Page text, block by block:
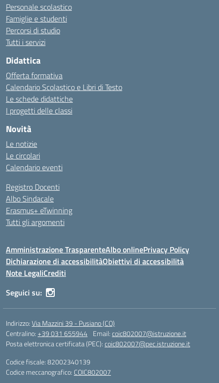
Personale scolastico
Famiglie e studenti
Percorsi di studio
Tutti i servizi
Didattica
Offerta formativa
Calendario Scolastico e Libri di Testo
Le schede didattiche
I progetti delle classi
Novità
Le notizie
Le circolari
Calendario eventi
Registro Docenti
Albo Sindacale
Erasmus+ eTwinning
Tutti gli argomenti
Amministrazione TrasparenteAlbo onlinePrivacy Policy
Dichiarazione di accessibilitàObiettivi di accessibilità
Note LegaliCrediti
Seguici su:
Indirizzo:Via Mazzini 39 - Pusiano (CO)
Centralino:+39 031 655944 Email:coic802007@istruzione.it
Posta elettronica certificata (PEC):coic802007@pec.istruzione.it
Codice fiscale: 82002340139
Codice meccanografico: COIC802007